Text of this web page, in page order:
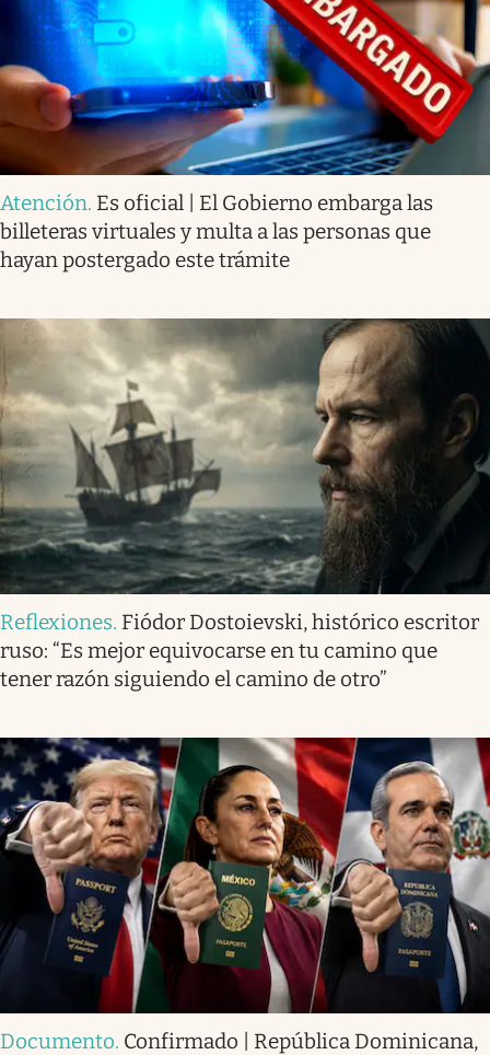
Atención. Es oficial | El Gobierno embarga las
billeteras virtuales y multa a las personas que
hayan postergado este trámite
Reflexiones. Fiódor Dostoievski, histórico escritor
ruso: “Es mejor equivocarse en tu camino que
tener razón siguiendo el camino de otro”
Documento. Confirmado | República Dominicana,